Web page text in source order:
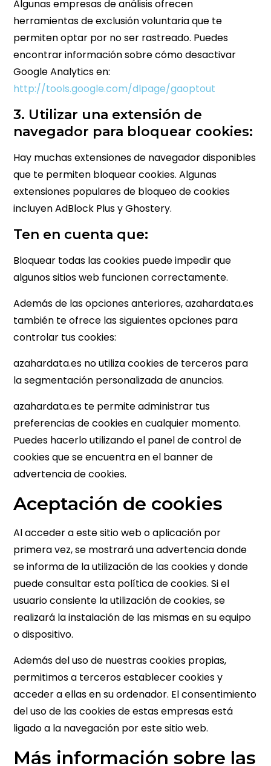
Algunas empresas de análisis ofrecen
herramientas de exclusión voluntaria que te
permiten optar por no ser rastreado. Puedes
encontrar información sobre cómo desactivar
Google Analytics en:
http://tools.google.com/dlpage/gaoptout
3. Utilizar una extensión de
navegador para bloquear cookies:
Hay muchas extensiones de navegador disponibles
que te permiten bloquear cookies. Algunas
extensiones populares de bloqueo de cookies
incluyen AdBlock Plus y Ghostery.
Ten en cuenta que:
Bloquear todas las cookies puede impedir que
algunos sitios web funcionen correctamente.
Además de las opciones anteriores, azahardata.es
también te ofrece las siguientes opciones para
controlar tus cookies:
azahardata.es no utiliza cookies de terceros para
la segmentación personalizada de anuncios.
azahardata.es te permite administrar tus
preferencias de cookies en cualquier momento.
Puedes hacerlo utilizando el panel de control de
cookies que se encuentra en el banner de
advertencia de cookies.
Aceptación de cookies
Al acceder a este sitio web o aplicación por
primera vez, se mostrará una advertencia donde
se informa de la utilización de las cookies y donde
puede consultar esta política de cookies. Si el
usuario consiente la utilización de cookies, se
realizará la instalación de las mismas en su equipo
o dispositivo.
Además del uso de nuestras cookies propias,
permitimos a terceros establecer cookies y
acceder a ellas en su ordenador. El consentimiento
del uso de las cookies de estas empresas está
ligado a la navegación por este sitio web.
Más información sobre las